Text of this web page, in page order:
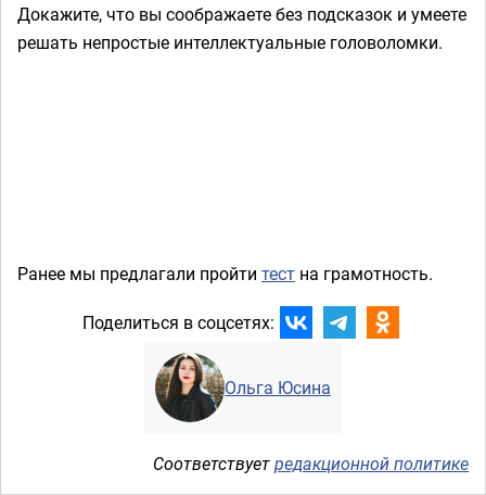
Докажите, что вы соображаете без подсказок и умеете
решать непростые интеллектуальные головоломки.
Ранее мы предлагали пройти тест на грамотность.
Поделиться в соцсетях:
Ольга Юсина
Соответствуетредакционной политике